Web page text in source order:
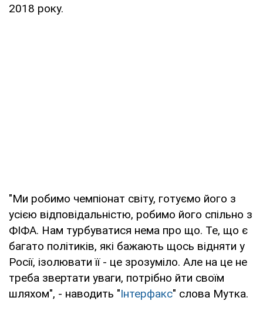
2018 року.
"Ми робимо чемпіонат світу, готуємо його з
усією відповідальністю, робимо його спільно з
ФІФА. Нам турбуватися нема про що. Те, що є
багато політиків, які бажають щось відняти у
Росії, ізолювати її - це зрозуміло. Але на це не
треба звертати уваги, потрібно йти своїм
шляхом", - наводить "Інтерфакс" слова Мутка.